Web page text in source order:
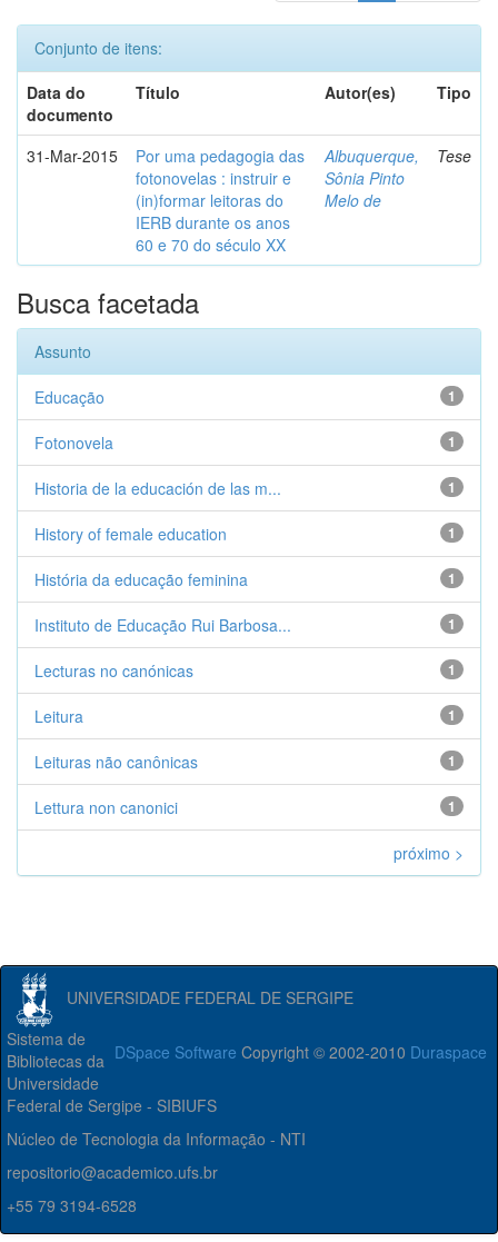
Conjunto de itens:
Data do
documento
Título Autor(es) Tipo
31-Mar-2015
Por uma pedagogia das
fotonovelas : instruir e
(in)formar leitoras do
IERB durante os anos
60 e 70 do século XX
Albuquerque,
Sônia Pinto
Melo de
Tese
Busca facetada
Assunto
1
Educação
1
Fotonovela
1
Historia de la educación de las m...
1
History of female education
1
História da educação feminina
1
Instituto de Educação Rui Barbosa...
1
Lecturas no canónicas
1
Leitura
1
Leituras não canônicas
1
Lettura non canonici
próximo >
UNIVERSIDADE FEDERAL DE SERGIPE
DSpace Software Copyright © 2002-2010 Duraspace
Sistema de
Bibliotecas da
Universidade
Federal de Sergipe - SIBIUFS
Núcleo de Tecnologia da Informação - NTI
repositorio@academico.ufs.br
+55 79 3194-6528